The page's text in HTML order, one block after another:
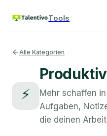
Tools
Alle Kategorien
⚡
Mehr schaffen
Aufgaben,
die deinen